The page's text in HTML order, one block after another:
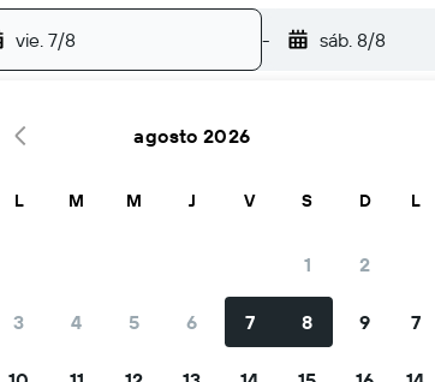
vie. 7/8 - sáb. 8/8
agosto 2026
L M M J V S D
1 2
3 4 5 6 7 8 9
L
7